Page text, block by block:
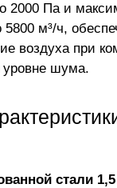
2000 Па и
м³/ч,
воздуха при
уровне шума.
стали